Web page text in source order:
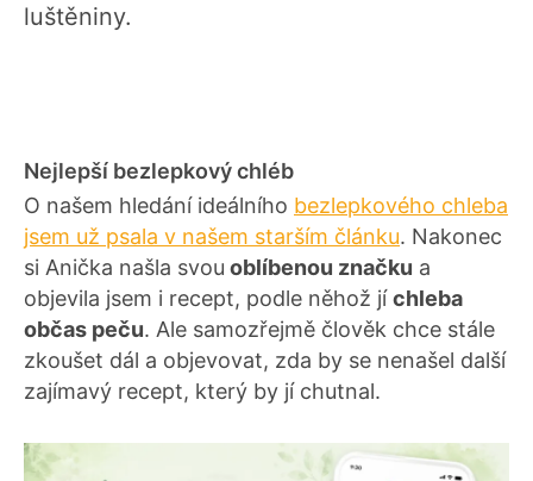
luštěniny.
Nejlepší bezlepkový chléb
O našem hledání ideálního bezlepkového chleba
jsem už psala v našem starším článku. Nakonec
si Anička našla svou oblíbenou značku a
objevila jsem i recept, podle něhož jíchleba
občas peču. Ale samozřejmě člověk chce stále
zkoušet dál a objevovat, zda by se nenašel další
zajímavý recept, který by jí chutnal.